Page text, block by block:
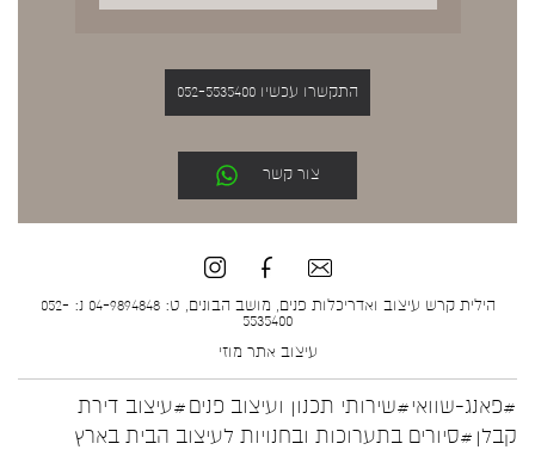
התקשרו עכשיו 052-5535400
צור קשר
הילית קרש עיצוב ואדריכלות פנים, מושב הבונים, ט: 04-9894848 נ: 052-
5535400
עיצוב אתר מוזי
#פאנג-שוואי#שירותי תכנון ועיצוב פנים#עיצוב דירת
קבלן #סיורים בתערוכות ובחנויות לעיצוב הבית בארץ